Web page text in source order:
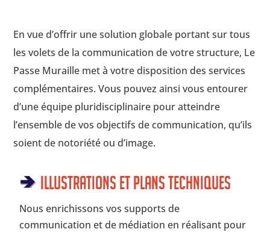
En vue d’offrir une solution globale portant sur tous
les volets de la communication de votre structure, Le
Passe Muraille met à votre disposition des services
complémentaires. Vous pouvez ainsi vous entourer
d’une équipe pluridisciplinaire pour atteindre
l’ensemble de vos objectifs de communication, qu’ils
soient de notoriété ou d’image.
Illustrations et plans techniques
Nous enrichissons vos supports de
communication et de médiation en réalisant pour